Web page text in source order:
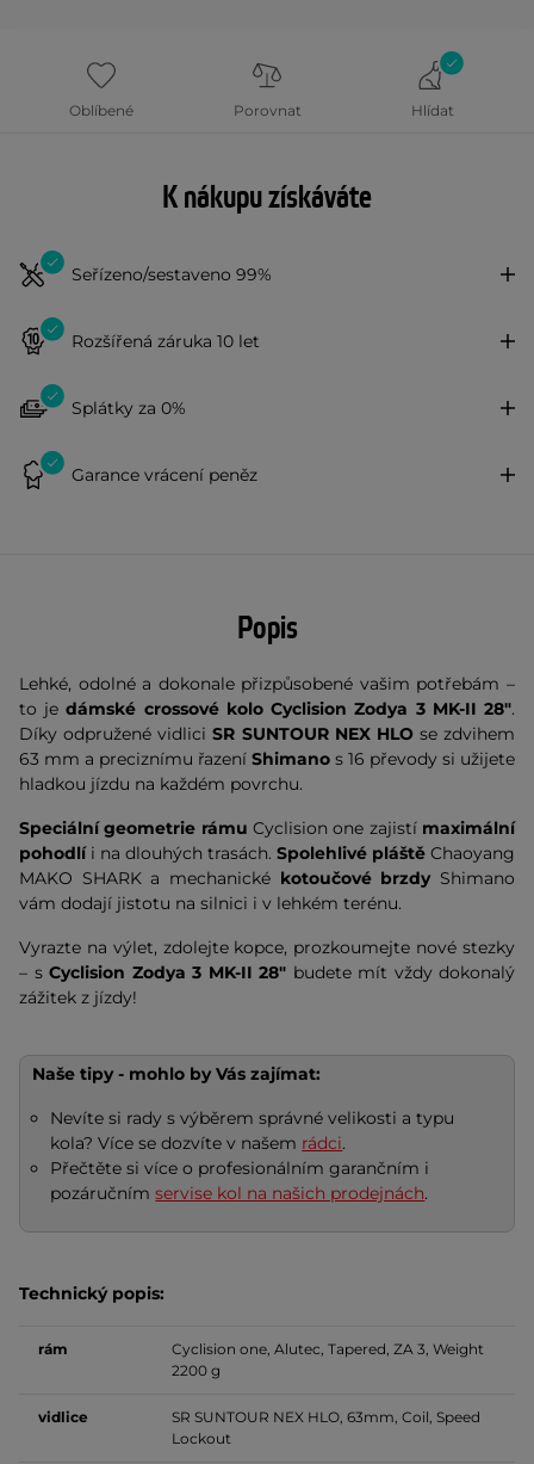
Oblíbené Porovnat Hlídat
K nákupu získáváte
Seřízeno/sestaveno 99%
Rozšířená záruka 10 let
Splátky za 0%
Garance vrácení peněz
Popis
Lehké, odolné a dokonale přizpůsobené vašim potřebám –
to jedámské crossové kolo Cyclision Zodya 3 MK-II 28".
Díky odpružené vidliciSR SUNTOUR NEX HLOse zdvihem
63 mm a preciznímu řazení Shimano s 16 převody si užijete
hladkou jízdu na každém povrchu.
Speciální geometrie rámu Cyclision one zajistí maximální
pohodlíi na dlouhých trasách. Spolehlivé pláště Chaoyang
MAKO SHARK a mechanické kotoučové brzdyShimano
vám dodají jistotu na silnici i v lehkém terénu.
Vyrazte na výlet, zdolejte kopce, prozkoumejte nové stezky
– s Cyclision Zodya 3 MK-II 28" budete mít vždy dokonalý
zážitek z jízdy!
Naše tipy - mohlo by Vás zajímat:
Nevíte si rady s výběrem správné velikosti a typu
kola? Více se dozvíte v našem rádci.
Přečtěte si více o profesionálním garančním i
pozáručnímservise kol na našich prodejnách.
Technický popis:
rám
Cyclision one, Alutec, Tapered, ZA 3, Weight
2200 g
vidlice
SR SUNTOUR NEX HLO, 63mm, Coil, Speed ​​
Lockout